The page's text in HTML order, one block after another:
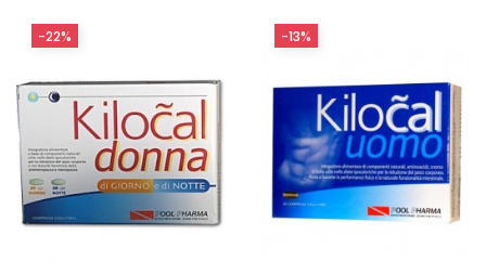
-13% -20%